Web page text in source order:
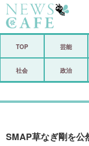
恋愛
TOP 芸能
社会 政治
SMAP草なぎ剛を公